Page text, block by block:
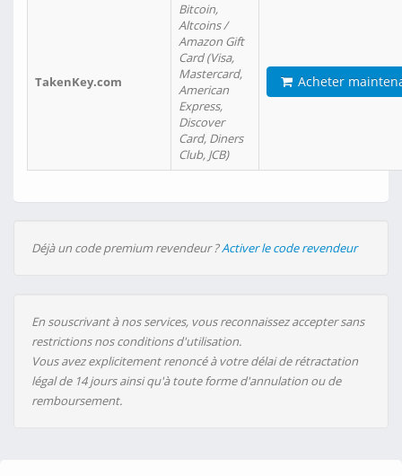
TakenKey.com
Bitcoin,
Altcoins /
Amazon Gift
Card (Visa,
Mastercard,
American
Express,
Discover
Card, Diners
Club, JCB)
Acheter
Déjà un code premium revendeur ?Activer le code revendeur
En souscrivant à nos services, vous reconnaissez accepter sans
restrictions nos conditions d'utilisation.
Vous avez explicitement renoncé à votre délai de rétractation
légal de 14 jours ainsi qu'à toute forme d'annulation ou de
remboursement.